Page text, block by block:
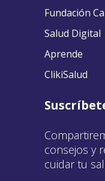
Fundación
Salud Digital
Aprende
ClikiSalud
consejos y
cuidar tu